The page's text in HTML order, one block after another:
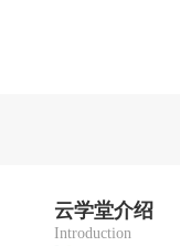
云学堂介绍
Introduction